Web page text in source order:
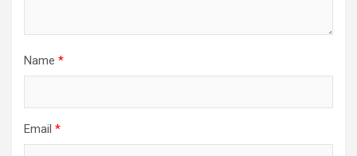
Name *
Email *